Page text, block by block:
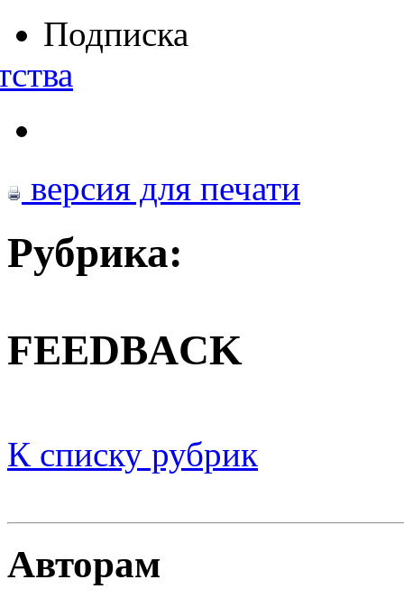
Подписка
версия для печати
Рубрика:
FEEDBACK
К списку рубрик
Авторам